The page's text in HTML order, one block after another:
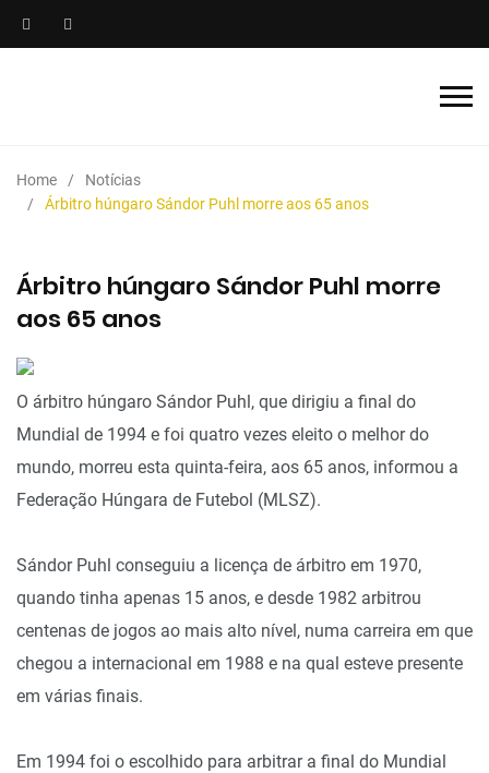
Home
Notícias
Árbitro húngaro Sándor Puhl morre aos 65 anos
Árbitro húngaro Sándor Puhl morre
aos 65 anos
O árbitro húngaro Sándor Puhl, que dirigiu a final do
Mundial de 1994 e foi quatro vezes eleito o melhor do
mundo, morreu esta quinta-feira, aos 65 anos, informou a
Federação Húngara de Futebol (MLSZ).
Sándor Puhl conseguiu a licença de árbitro em 1970,
quando tinha apenas 15 anos, e desde 1982 arbitrou
centenas de jogos ao mais alto nível, numa carreira em que
chegou a internacional em 1988 e na qual esteve presente
em várias finais.
Em 1994 foi o escolhido para arbitrar a final do Mundial